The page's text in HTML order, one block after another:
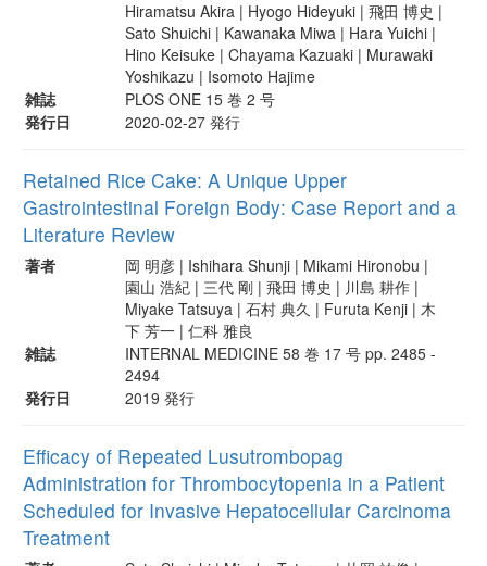
Hiramatsu Akira | Hyogo Hideyuki | 飛田 博史 |
Sato Shuichi | Kawanaka Miwa | Hara Yuichi |
Hino Keisuke | Chayama Kazuaki | Murawaki
Yoshikazu | Isomoto Hajime
雑誌
PLOS ONE 15 巻 2 号
発行日
2020-02-27 発行
Retained Rice Cake: A Unique Upper
Gastrointestinal Foreign Body: Case Report and a
Literature Review
著者
岡 明彦 | Ishihara Shunji | Mikami Hironobu |
園山 浩紀 | 三代 剛 | 飛田 博史 | 川島 耕作 |
Miyake Tatsuya | 石村 典久 | Furuta Kenji | 木
下 芳一 | 仁科 雅良
雑誌
INTERNAL MEDICINE 58 巻 17 号 pp. 2485 -
2494
発行日
2019 発行
Efficacy of Repeated Lusutrombopag
Administration for Thrombocytopenia in a Patient
Scheduled for Invasive Hepatocellular Carcinoma
Treatment